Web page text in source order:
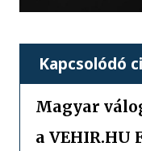
Kapcsolódó
Magyar
a VEHIR.HU